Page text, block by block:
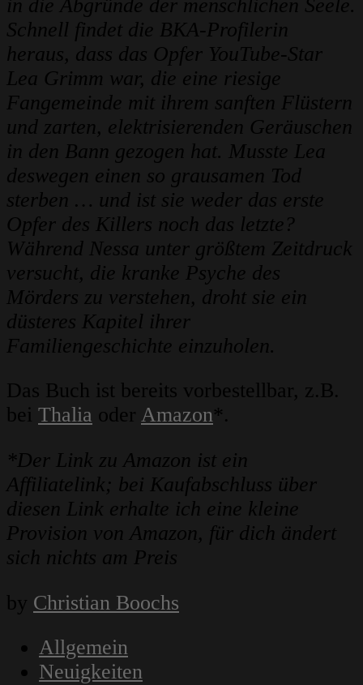
in die Abgründe der menschlichen Seele.
Schnell findet die BKA-Profilerin
heraus, dass das Opfer YouTube-Star
Lea Grimm war, die eine riesige
Fangemeinde mit ihrem sanften Flüstern
und zarten, elektrisierenden Geräuschen
in den Bann gezogen hat. Musste Lea
deswegen einen so grausamen Tod
sterben … und ist sie weder das erste
Opfer des Killers noch das letzte?
Während Nessa unter größtem Zeitdruck
versucht, die kranke Psyche des
Mörders zu verstehen, droht sie ein
düsteres Kapitel ihrer
Familiengeschichte einzuholen.
Das Buch ist bereits vorbestellbar, z.B.
bei Thalia oder Amazon*.
*Der Link zu Amazon ist ein
Affiliatelink; bei Kaufabschluss über
diesen Link erhalte ich eine kleine
Provision von Amazon, für dich ändert
sich nichts am Preis
by Christian Boochs
Allgemein
Neuigkeiten